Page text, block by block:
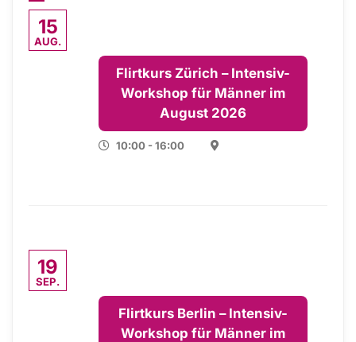
15
AUG.
Flirtkurs Zürich – Intensiv-
Workshop für Männer im
August 2026
10:00 - 16:00
19
SEP.
Flirtkurs Berlin – Intensiv-
Workshop für Männer im